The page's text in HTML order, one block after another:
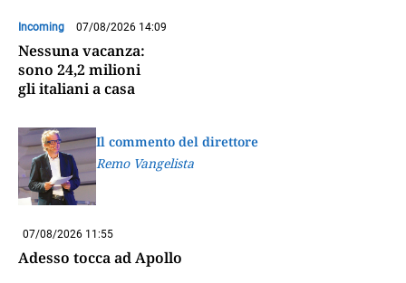
Incoming 07/08/2026 14:09
Nessuna vacanza:
sono 24,2 milioni
gli italiani a casa
Il commento del direttore
Remo Vangelista
07/08/2026 11:55
Adesso tocca ad Apollo